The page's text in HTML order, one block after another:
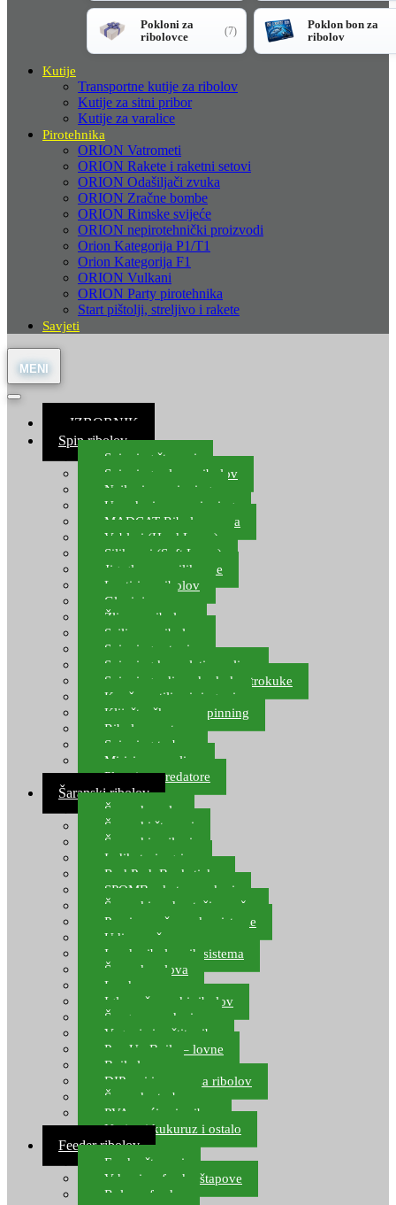
Pokloni za
ribolovce
(7)
Poklon bon za
ribolov
Kutije
Transportne kutije za ribolov
Kutije za sitni pribor
Kutije za varalice
Pirotehnika
ORION Vatrometi
ORION Rakete i raketni setovi
ORION Odašiljači zvuka
ORION Zračne bombe
ORION Rimske svijeće
ORION nepirotehnički proizvodi
Orion Kategorija P1/T1
Orion Kategorija F1
ORION Vulkani
ORION Party pirotehnika
Start pištolji, streljivo i rakete
Savjeti
≡ IZBORNIK
Spin ribolov
Spinning štapovi
Spinning role za ribolov
Najloni za spinning
Upredenice za spinning
MADCAT Ribolov soma
Vobleri (Hard Lures)
Silikonci (Soft Lures)
Jig glave za silikonce
Leptiri za ribolov
Glavinjare
Žlice za ribolov
Sajlice za ribolov
Spinning setovi
Spinning kompleti varalica
Spinning udice, dvokuke, trokuke
Kopče, vrtilice i ringovi
Kliješta, škare za spinning
Ribolov pastrve
Spinning torbe
Mirisi za varalice
Plovci za predatore
Šaranski ribolov
Šaranske role
Šaranski štapovi
Šaranski najloni
Indikatori ugriza
Rod Pod, Banksticks
SPOMB rakete, markeri
Šaranski podmetači, mreže
Pernice za šaranske sisteme
Udice za šarana, amura
Izrada ribolovnih sistema
Šaranska olova
Leadcore
Igle za šaranski ribolov
Špage, upredenice
Vaganje i zaštita ribe
Pop Up Boile – lovne
Boile lovne
DIP-ovi i arome za ribolov
Šaranske torbe
PVA vrećice i pribor
Umjetni kukuruz i ostalo
Feeder ribolov
Feeder štapovi
Vrhovi za feeder štapove
Role za feeder